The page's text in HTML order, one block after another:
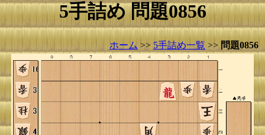
5手詰め 問題0856
ホーム >> 5手詰め一覧 >> 問題0856